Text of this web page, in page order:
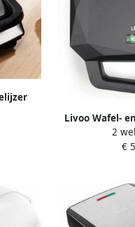
platen
Livoo Wafel-
DOP232
cm
2
€